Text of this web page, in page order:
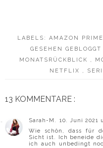
LABELS: AMAZON PRIME
GESEHEN GEBLOGGT
MONATSRÜCKBLICK
NETFLIX
13 KOMMENTARE :
Sarah-M.
10. Juni 2021
Wie schön, dass für
Sicht ist. Ich beneide
ich auch unbedingt